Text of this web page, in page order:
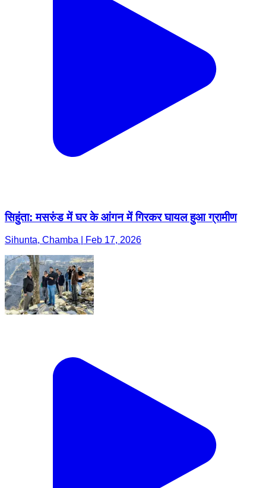
सिहुंता: मसरुंड में घर के आंगन में गिरकर घायल हुआ ग्रामीण
Sihunta, Chamba | Feb 17, 2026